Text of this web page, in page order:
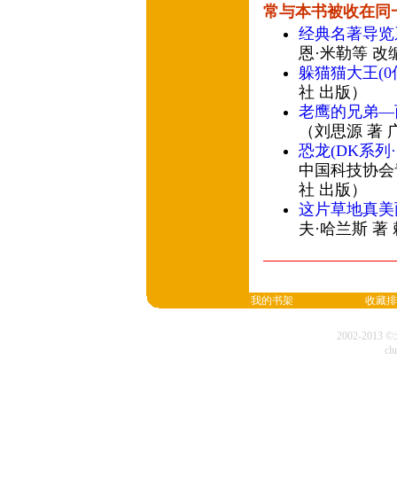
常与本书被收在同
经典名著导
恩·米勒等 改
躲猫猫大王
社 出版）
老鹰的兄弟—
（刘思源 著
恐龙(DK系列
中国科技协
社 出版）
这片草地真
夫·哈兰斯 著
我的书架 收藏
2002-2013